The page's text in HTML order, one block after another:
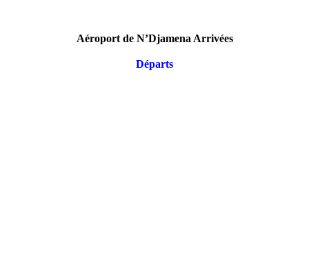
Aéroport de N’Djamena Arrivées
Départs